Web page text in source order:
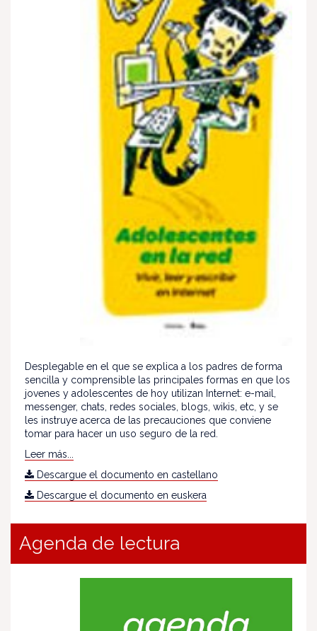
Desplegable en el que se explica a los padres de forma
sencilla y comprensible las principales formas en que los
jovenes y adolescentes de hoy utilizan Internet: e-mail,
messenger, chats, redes sociales, blogs, wikis, etc, y se
les instruye acerca de las precauciones que conviene
tomar para hacer un uso seguro de la red.
Leer más...
Descargue el documento en castellano
Descargue el documento en euskera
Agenda de lectura